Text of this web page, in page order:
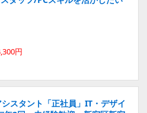
円
スタント「正社員」IT・デザイ